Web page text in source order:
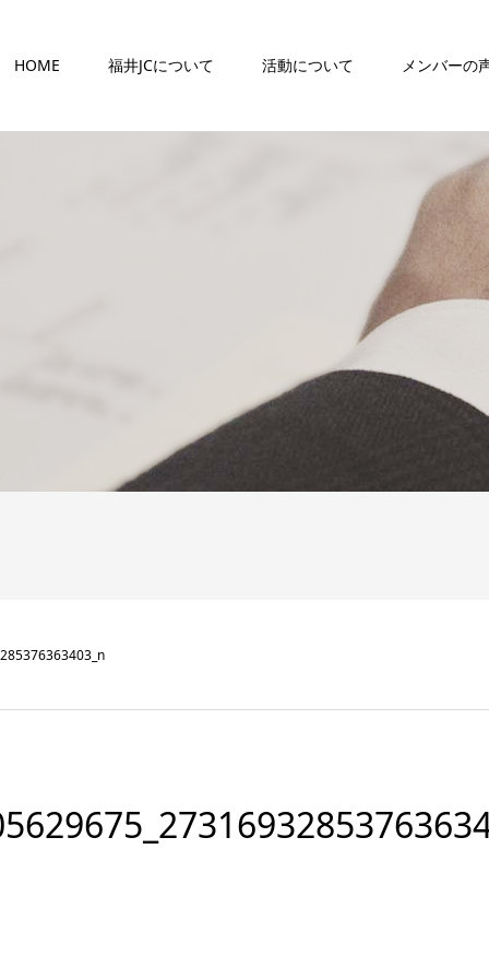
HOME 福井JCについて 活動について メンバーの